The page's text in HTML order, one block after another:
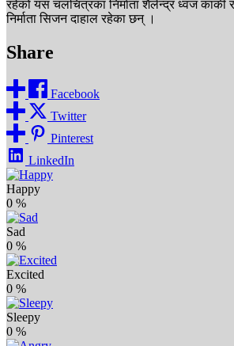
रहेको यस चलचित्रका निर्माता शैलेन्द्र ध्वज कार्की
निर्माता सिजन दाहाल रहेका छन् ।
Share
Facebook
Twitter
Pinterest
LinkedIn
Happy
0 %
Sad
0 %
Excited
0 %
Sleepy
0 %